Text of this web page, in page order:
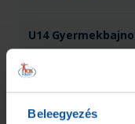
Beleegyezés
U14
XXIX. Ferenczy